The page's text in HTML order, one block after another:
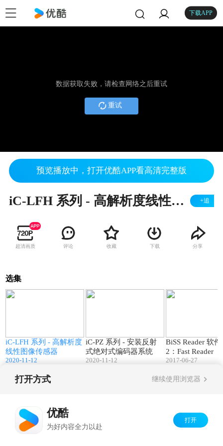
下载APP
数据获取失败，请检查网络之后重试
重试
预览播放中，打开优酷APP看高清完整版
iC-LFH 系列 - 高解析度线性图像传感器 +追
超清画质 评论 收藏 下载 分享
选集
iC-LFH 系列 - 高解析度
线性图像传感器
2020-11-12
iC-PZ 系列 - 安装反射
式绝对式编码器系统
2020-11-12
BiSS Reader 软
2：Fast Reader
2017-06-27
打开方式 继续使用浏览器
优酷
为好内容全力以赴
打开